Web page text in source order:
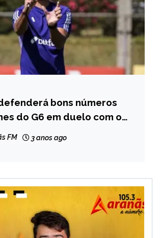
bons números
do G6 em duelo com o
FM 3 anos ago